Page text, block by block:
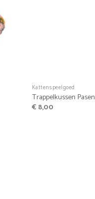
Kattenspeelgoed
Trappelkussen Pasen
€ 8,00